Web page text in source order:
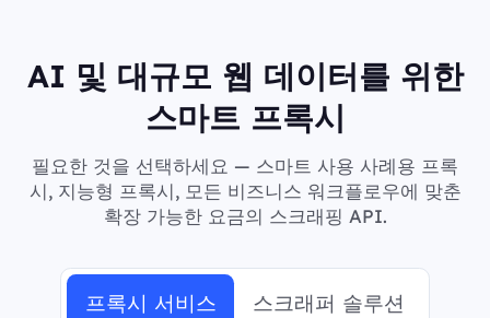
AI 및 대규모 웹 데이터를 위한
스마트 프록시
필요한 것을 선택하세요 — 스마트 사용 사례용 프록
시, 지능형 프록시, 모든 비즈니스 워크플로우에 맞춘
확장 가능한 요금의 스크래핑 API.
프록시 서비스 스크래퍼 솔루션